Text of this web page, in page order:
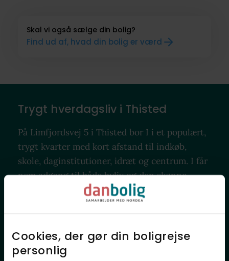
Cookies, der gør din boligrejse
personlig​
Skal vi også sælge din bolig?
Find ud af, hvad din bolig er værd
Trygt hverdagsliv i Thisted
På Limfjordsvej 5 i Thisted bor I i et populært,
trygt kvarter med kort afstand til indkøb,
skole, daginstitutioner, idræt og centrum. I får
nem adgang til både byliv og den skønne
natur ved Limfjorden, Nationalpark Thy og
Vesterhavet, så hverdag og fritid går naturligt